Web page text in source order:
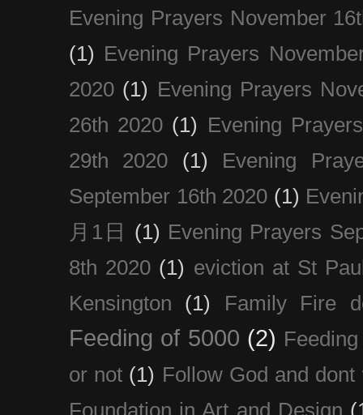
Evening Prayers November
(1) Evening Prayers
2020 (1) Evening Prayers
26th 2020 (1) Evening
29th 2020
(1)
Evening
September 16th 2020 (1)
月1日
(1) Evening Prayers
8th 2020 (1) eviction at St
Kensington
(1) Family Fire
Feeding of 5000 (2)
or not (1) Follow God and dont
Foundation in Art and Design